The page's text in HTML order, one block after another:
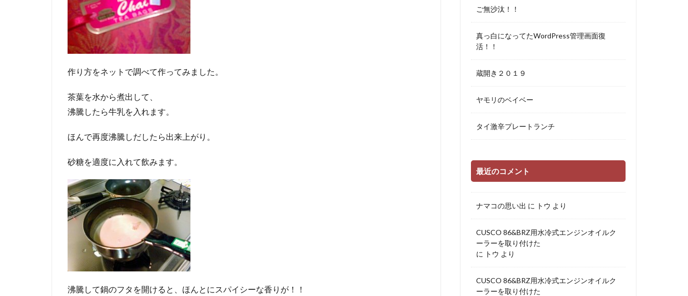
作り方をネットで調べて作ってみました。
茶葉を水から煮出して、
沸騰したら牛乳を入れます。
ほんで再度沸騰しだしたら出来上がり。
砂糖を適度に入れて飲みます。
沸騰して鍋のフタを開けると、ほんとにスパイシーな香りが！！
ご無沙汰！！
真っ白になってたWordPress管理画面復
活！！
蔵開き２０１９
ヤモリのベイベー
タイ激辛プレートランチ
最近のコメント
ナマコの思い出 に トウ より
CUSCO 86&BRZ用水冷式エンジンオイルク
ーラーを取り付けた
に トウ より
CUSCO 86&BRZ用水冷式エンジンオイルク
ーラーを取り付けた